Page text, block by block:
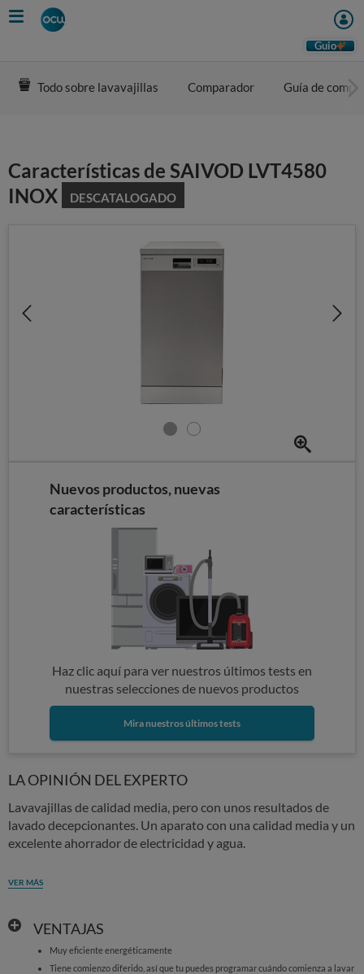
Skip
to
Guio
Todo sobre lavavajillas Comparador Guía de
Características de SAIVOD LVT4580
INOX
DESCATALOGADO
Nuevos productos, nuevas
características
Haz clic aquí para ver nuestros últimos tests en
nuestras selecciones de nuevos productos
Mira nuestros últimos tests
LA OPINIÓN DEL EXPERTO
Lavavajillas de calidad media, pero con unos resultados de
lavado decepcionantes. Un aparato con una calidad media y un
excelente ahorrador de electricidad y agua.
VER MÁS
VENTAJAS
Muy eficiente energéticamente
Tiene comienzo diferido, así que tu puedes programar cuándo comienza a lavar